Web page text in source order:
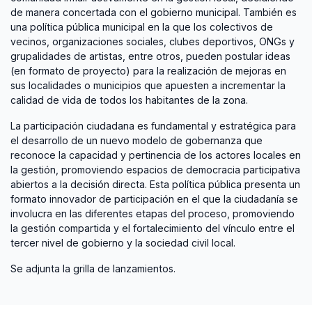
de manera concertada con el gobierno municipal. También es
una política pública municipal en la que los colectivos de
vecinos, organizaciones sociales, clubes deportivos, ONGs y
grupalidades de artistas, entre otros, pueden postular ideas
(en formato de proyecto) para la realización de mejoras en
sus localidades o municipios que apuesten a incrementar la
calidad de vida de todos los habitantes de la zona.
La participación ciudadana es fundamental y estratégica para
el desarrollo de un nuevo modelo de gobernanza que
reconoce la capacidad y pertinencia de los actores locales en
la gestión, promoviendo espacios de democracia participativa
abiertos a la decisión directa. Esta política pública presenta un
formato innovador de participación en el que la ciudadanía se
involucra en las diferentes etapas del proceso, promoviendo
la gestión compartida y el fortalecimiento del vínculo entre el
tercer nivel de gobierno y la sociedad civil local.
Se adjunta la grilla de lanzamientos.